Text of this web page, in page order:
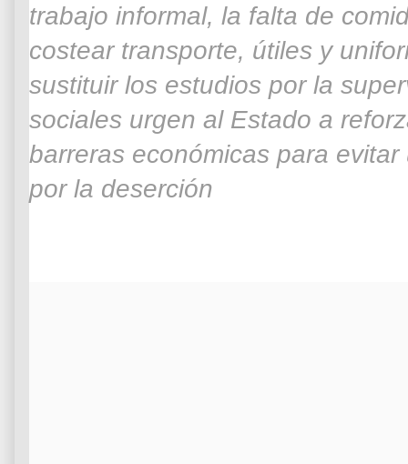
trabajo informal, la falta de
costear transporte, útiles y
sustituir los estudios por la
sociales urgen al Estado a
barreras económicas para
por la deserción